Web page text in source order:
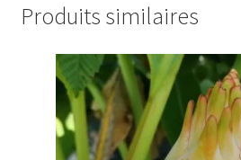
Produits similaires